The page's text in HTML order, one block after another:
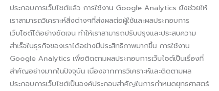
ประกอบการเว็บไซต์แล้ว การใช้งาน Google Analytics ยังช่วยให้
เราสามารถวิเคราะห์สิ่งต่างๆที่ส่งผลต่อผู้ใช้และผลประกอบการ
เว็บไซต์ได้อย่างชัดเจน ทำให้เราสามารถปรับปรุงและประสบความ
สำเร็จในธุรกิจของเราได้อย่างมีประสิทธิภาพมากขึ้น การใช้งาน
Google Analytics เพื่อติดตามผลประกอบการเว็บไซต์เป็นเรื่องที่
สำคัญอย่างมากในปัจจุบัน เนื่องจากการวิเคราะห์และติดตามผล
ประกอบการเว็บไซต์เป็นองค์ประกอบสำคัญในการกำหนดยุทธศาสตร์